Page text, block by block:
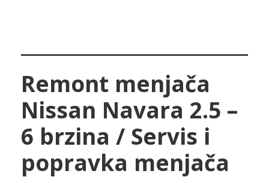
Remont menjača
Nissan Navara 2.5 –
6 brzina / Servis i
popravka menjača